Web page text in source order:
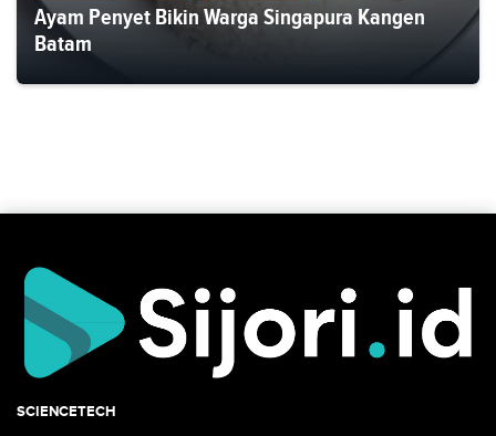
Ayam Penyet Bikin Warga Singapura Kangen
Batam
SCIENCETECH